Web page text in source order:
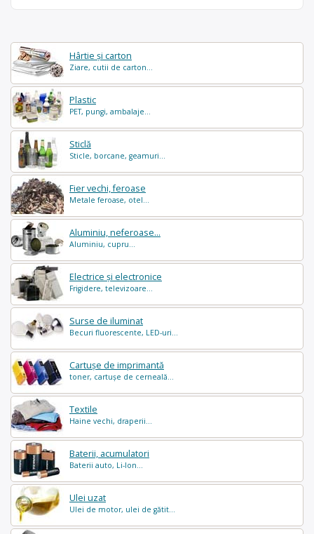
Hârtie și carton
Ziare, cutii de carton...
Plastic
PET, pungi, ambalaje...
Sticlă
Sticle, borcane, geamuri...
Fier vechi, feroase
Metale feroase, otel...
Aluminiu, neferoase...
Aluminiu, cupru...
Electrice și electronice
Frigidere, televizoare...
Surse de iluminat
Becuri fluorescente, LED-uri...
Cartușe de imprimantă
toner, cartușe de cerneală...
Textile
Haine vechi, draperii...
Baterii, acumulatori
Baterii auto, Li-Ion...
Ulei uzat
Ulei de motor, ulei de gătit...